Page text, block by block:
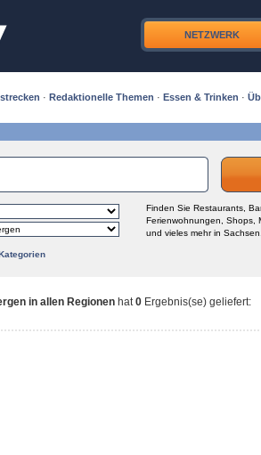
NETZWERK
· Redaktionelle Themen · Essen & Trinken ·
Finden Sie Restaurants,
Ferienwohnungen, Shops,
und vieles mehr in Sachsen.
in allen Regionen hat0 Ergebnis(se) geliefert: